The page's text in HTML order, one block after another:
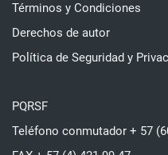
Términos y Condiciones
Derechos de autor
Política de Seguridad y
PQRSF
Teléfono conmutador + 57